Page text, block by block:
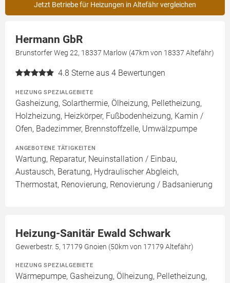
Jetzt Betriebe für Heizungen in Altefähr vergleichen
Hermann GbR
Brunstorfer Weg 22, 18337 Marlow (47km von 18337 Altefähr)
4.8 Sterne aus 4 Bewertungen
HEIZUNG SPEZIALGEBIETE
Gasheizung, Solarthermie, Ölheizung, Pelletheizung,
Holzheizung, Heizkörper, Fußbodenheizung, Kamin /
Ofen, Badezimmer, Brennstoffzelle, Umwälzpumpe
ANGEBOTENE TÄTIGKEITEN
Wartung, Reparatur, Neuinstallation / Einbau,
Austausch, Beratung, Hydraulischer Abgleich,
Thermostat, Renovierung, Renovierung / Badsanierung
Heizung-Sanitär Ewald Schwark
Gewerbestr. 5, 17179 Gnoien (50km von 17179 Altefähr)
HEIZUNG SPEZIALGEBIETE
Wärmepumpe, Gasheizung, Ölheizung, Pelletheizung,